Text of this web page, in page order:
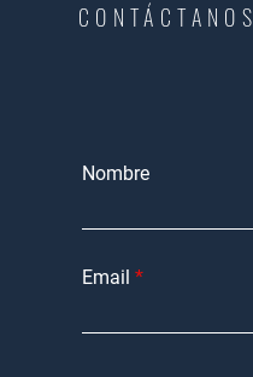
CONTÁCTANOS
Nombre
Email